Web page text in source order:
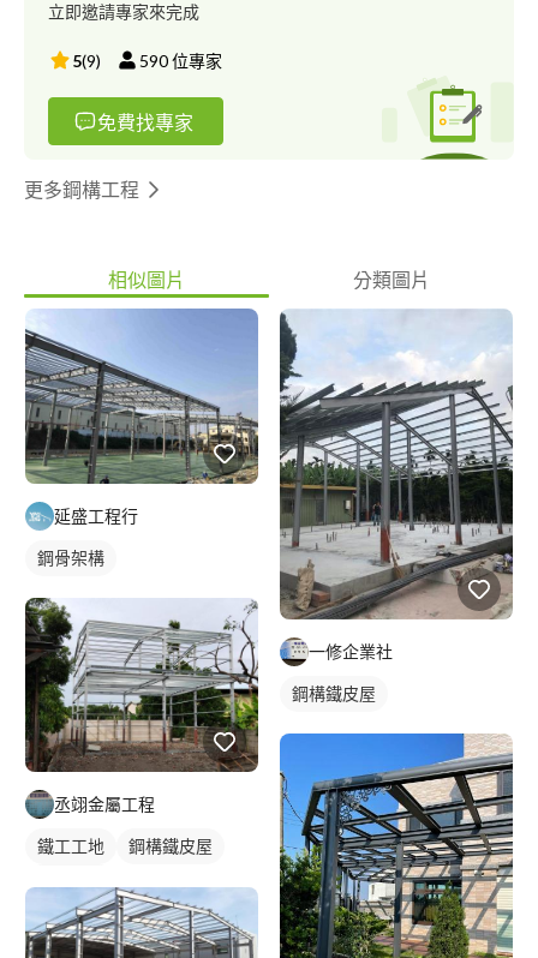
立即邀請專家來完成
5(9) 590位專家
免費找專家
更多鋼構工程
相似圖片 分類圖片
延盛工程行
鋼骨架構
丞翊金屬工程
鐵工工地
鋼構鐵皮屋
一修企業社
鋼構鐵皮屋